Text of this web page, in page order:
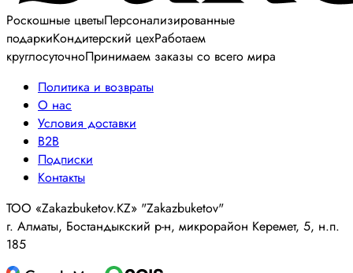
Роскошные цветыПерсонализированные
подаркиКондитерский цехРаботаем
круглосуточноПринимаем заказы со всего мира
Политика и возвраты
О нас
Условия доставки
B2B
Подписки
Контакты
ТОО «Zakazbuketov.KZ» "Zakazbuketov"
г. Алматы, Бостандыкский р-н, микрорайон Керемет, 5, н.п.
185